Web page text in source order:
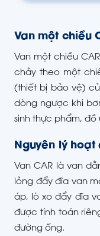
Van một chiều
Van một chiều
chảy theo một
(thiết bị bảo vệ)
dòng ngược khi
sinh thực phẩm,
Nguyên lý hoạt
Van CAR là van
lỏng đẩy đĩa van
áp, lò xo đẩy đĩa
được tính toán
đường ống.